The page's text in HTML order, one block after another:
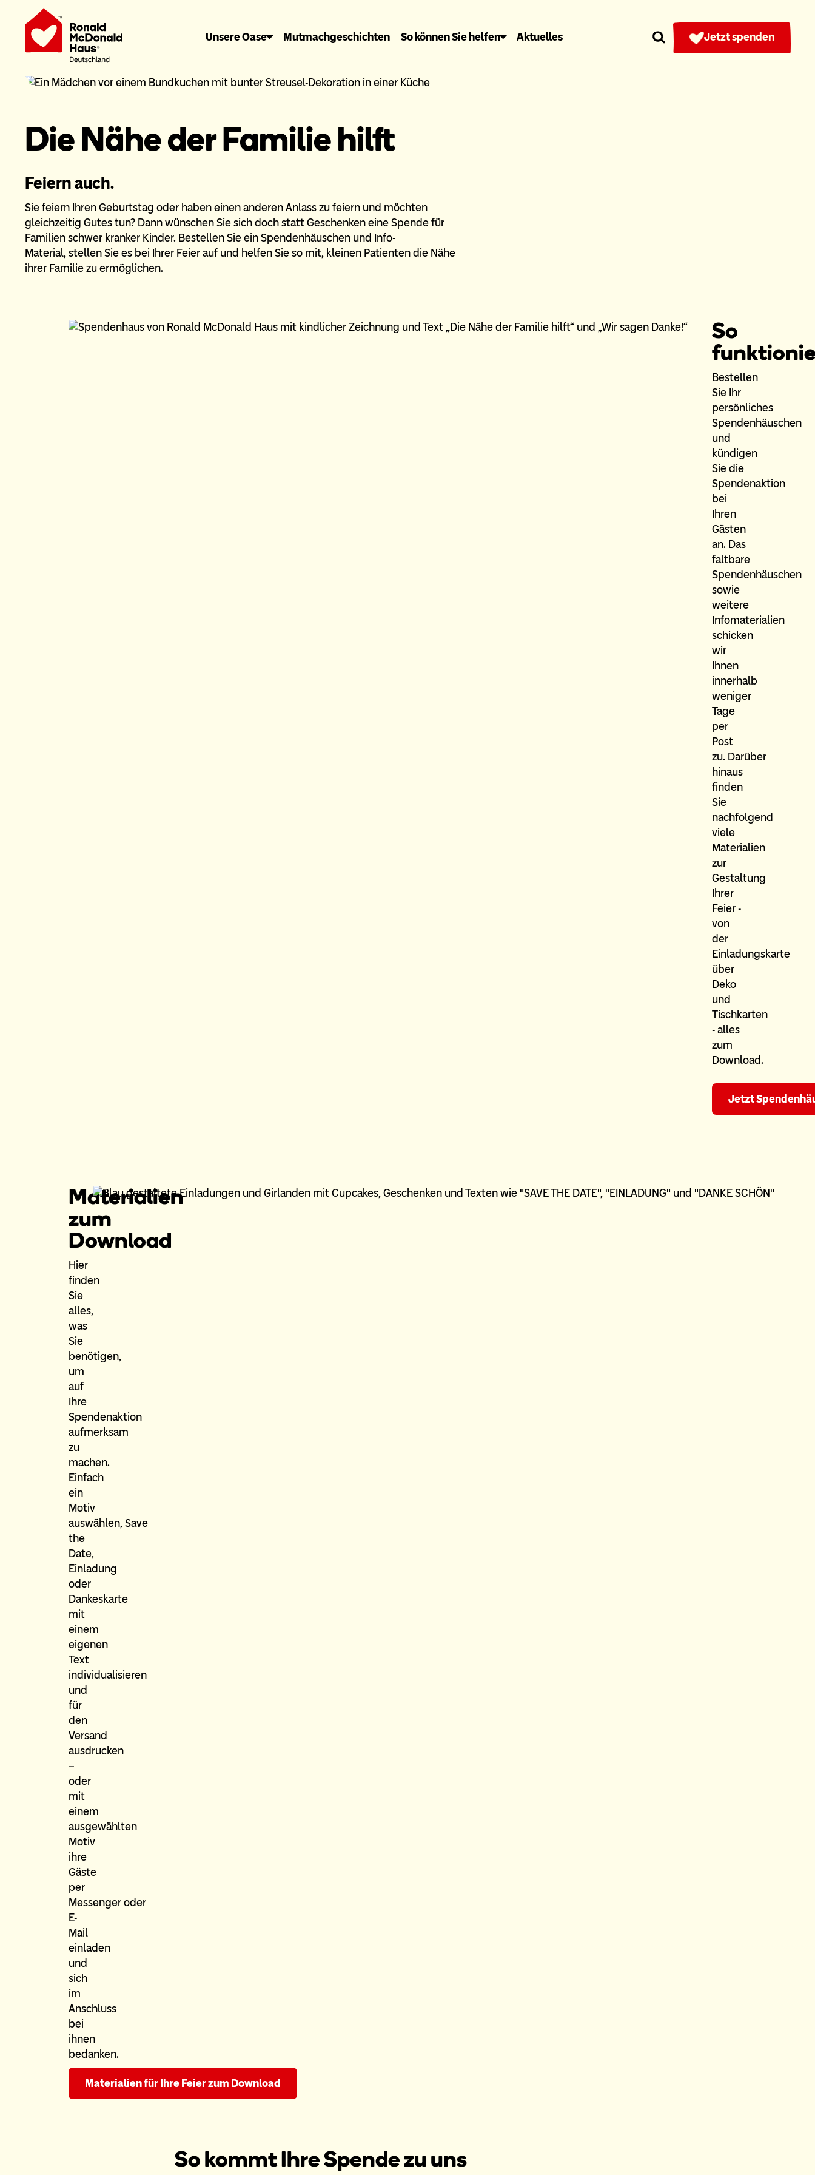
Unsere Oase Mutmachgeschichten So können Sie helfen Aktuelles Jetzt spenden
Die Nähe der Familie hilft
Feiern auch.
Sie feiern Ihren Geburtstag oder haben einen anderen Anlass zu feiern und möchten
gleichzeitig Gutes tun? Dann wünschen Sie sich doch statt Geschenken eine Spende für
Familien schwer kranker Kinder. Bestellen Sie ein Spendenhäuschen und Info-
Material, stellen Sie es bei Ihrer Feier auf und helfen Sie so mit, kleinen Patienten die Nähe
ihrer Familie zu ermöglichen.
So
Bestellen
Sie Ihr
persönliches
Spendenhäuschen
und
kündigen
Sie die
Spendenaktion
bei
Ihren
Gästen
an. Das
faltbare
Spendenhäuschen
sowie
weitere
Infomaterialien
schicken
wir
Ihnen
innerhalb
weniger
Tage
per
Post
zu. Darüber
hinaus
finden
Sie
nachfolgend
viele
Materialien
zur
Gestaltung
Ihrer
Feier -
von
der
Einladungskarte
über
Deko
und
Tischkarten
- alles
zum
Download.
Jetzt
Materialien
zum
Download
Hier
finden
Sie
alles,
was
Sie
benötigen,
um
auf
Ihre
Spendenaktion
aufmerksam
zu
machen.
Einfach
ein
Motiv
auswählen, Save
the
Date,
Einladung
oder
Dankeskarte
mit
einem
eigenen
Text
individualisieren
und
für
den
Versand
ausdrucken
–
oder
mit
einem
ausgewählten
Motiv
ihre
Gäste
per
Messenger oder
E-
Mail
einladen
und
sich
im
Anschluss
bei
ihnen
bedanken.
Materialien für Ihre Feier zum Download
So kommt Ihre Spende zu uns